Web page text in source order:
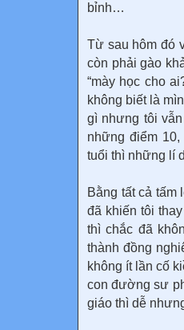
bỉnh…
Từ sau hôm đó
còn phải gào
“mày học cho
không biết là
gì nhưng tôi
những điểm
tuổi thì những lí
Bằng tất cả tấm
đã khiến tôi
thì chắc đã
thành đồng
không ít lần cố
con đường sư
giáo thì dễ